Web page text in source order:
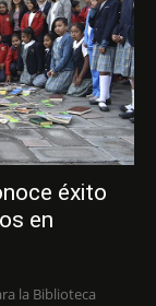
éxito
en
la Biblioteca